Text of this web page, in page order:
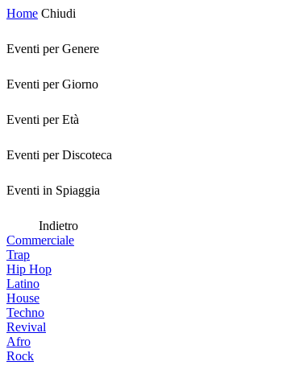
Home Chiudi
Eventi per Genere
Eventi per Giorno
Eventi per Età
Eventi per Discoteca
Eventi in Spiaggia
Indietro
Commerciale
Trap
Hip Hop
Latino
House
Techno
Revival
Afro
Rock